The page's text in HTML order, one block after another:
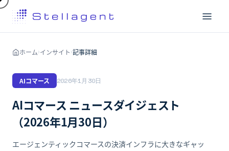
ホーム›インサイト ›記事詳細
AIコマース 2026年1月30日
AIコマース ニュースダイジェスト
（2026年1月30日）
エージェンティックコマースの決済インフラに大きなギャッ